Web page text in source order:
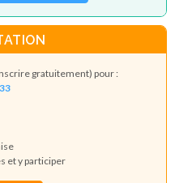
gratuitement) pour :
et y participer